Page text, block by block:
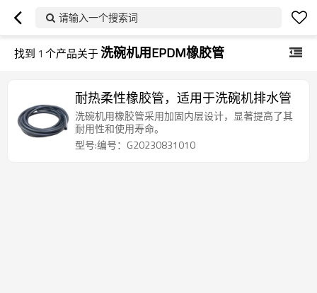
请输入一个搜索词
找到 1 个产品关于洗碗机用EPDM橡胶管
耐热柔性橡胶管，适用于洗碗机排水管
洗碗机用橡胶管采用加固内层设计，显著提高了其
耐用性和使用寿命。
型号:编号：G20230831010